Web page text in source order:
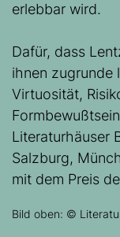
erlebbar wird.
Dafür, dass
ihnen zugrunde
Virtuosität,
Literaturhäuser
Salzburg,
mit dem Preis
Bild oben: ©